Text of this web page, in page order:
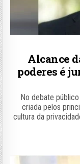
Alcance
poderes é
No debate
criada pelos
cultura da